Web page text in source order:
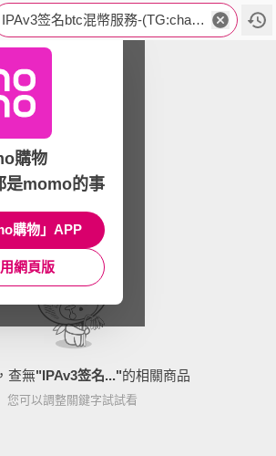
IPAv3签名btc混幣服務-(TG:chaojiio).ann
查無"IPAv3签名..."的相關商品
您可以調整關鍵字試試看
購物
是momo的事
購物」APP
網頁版